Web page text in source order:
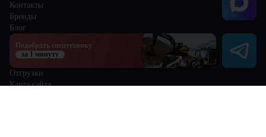
Контакты
Бренды
Блог
Избранное
Сравнение
Отгрузки
Карта сайта
Подобрать спецтехнику
за 1 минуту